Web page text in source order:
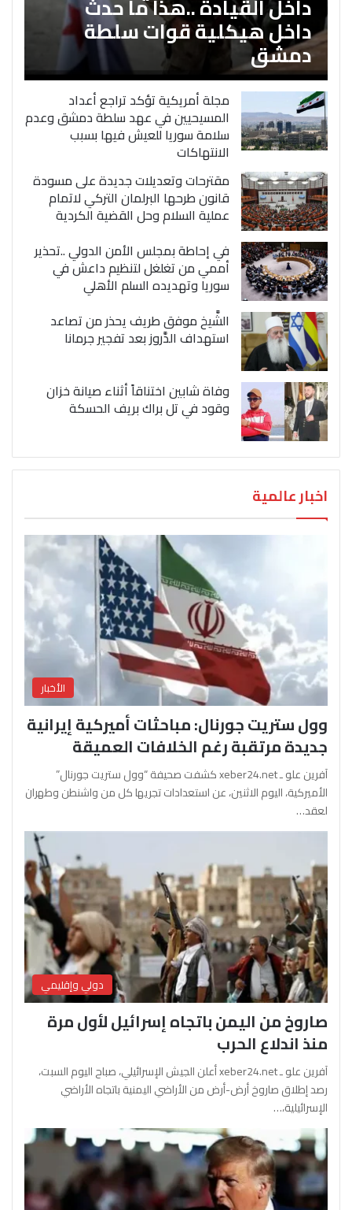
داخل هيكلية قوات سلطة
دمشق
مجلة أمريكية تؤكد تراجع أعداد
المسيحيين في عهد سلطة دمشق وعدم
سلامة سوريا للعيش فيها بسبب
الانتهاكات
مقترحات وتعديلات جديدة على مسودة
قانون طرحها البرلمان التركي لاتمام
عملية السلام وحل القضية الكردية
في إحاطة بمجلس الأمن الدولي ..تحذير
أممي من تغلغل لتنظيم داعش في
سوريا وتهديده السلم الأهلي
الشَّيخ موفق طريف يحذر من تصاعد
استهداف الدَّروز بعد تفجير جرمانا
وفاة شابين اختناقاً أثناء صيانة خزان
وقود في تل براك بريف الحسكة
اخبار عالمية
الأخبار
وول ستريت جورنال: مباحثات أميركية إيرانية
جديدة مرتقبة رغم الخلافات العميقة
آفرين علو ـ xeber24.net كشفت صحيفة “وول ستريت جورنال”
الأميركية، اليوم الاثنين، عن استعدادات تجريها كل من واشنطن وطهران
لعقد…
دولي وإقليمي
صاروخ من اليمن باتجاه إسرائيل لأول مرة
منذ اندلاع الحرب
آفرين علو ـ xeber24.net أعلن الجيش الإسرائيلي، صباح اليوم السبت،
رصد إطلاق صاروخ أرض-أرض من الأراضي اليمنية باتجاه الأراضي
الإسرائيلية،…